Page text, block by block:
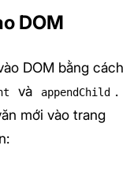
DOM
DOM bằng cách
và appendChild .
mới vào trang